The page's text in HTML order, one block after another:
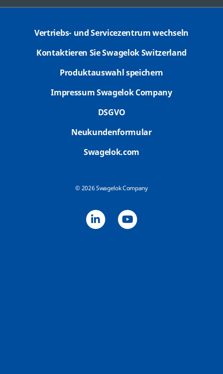
Vertriebs- und Servicezentrum wechseln
Kontaktieren Sie Swagelok Switzerland
Produktauswahl speichern
Impressum Swagelok Company
DSGVO
Neukundenformular
Swagelok.com
© 2026 Swagelok Company